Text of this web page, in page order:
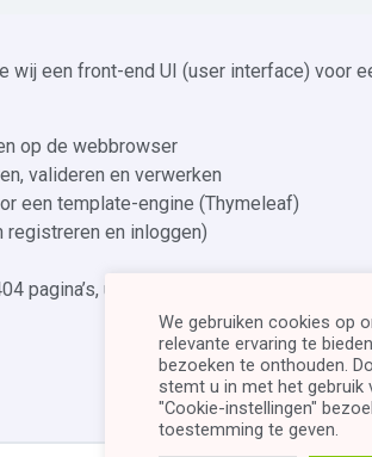
wij een front-end UI (user interface) voor
op de webbrowser
valideren en verwerken
een template-engine (Thymeleaf)
registreren en inloggen)
pagina’s, under construction, forbidden,
We gebruiken cookies op
relevante ervaring te
bezoeken te onthouden.
stemt u in met het gebruik
"Cookie-instellingen"
toestemming te geven.